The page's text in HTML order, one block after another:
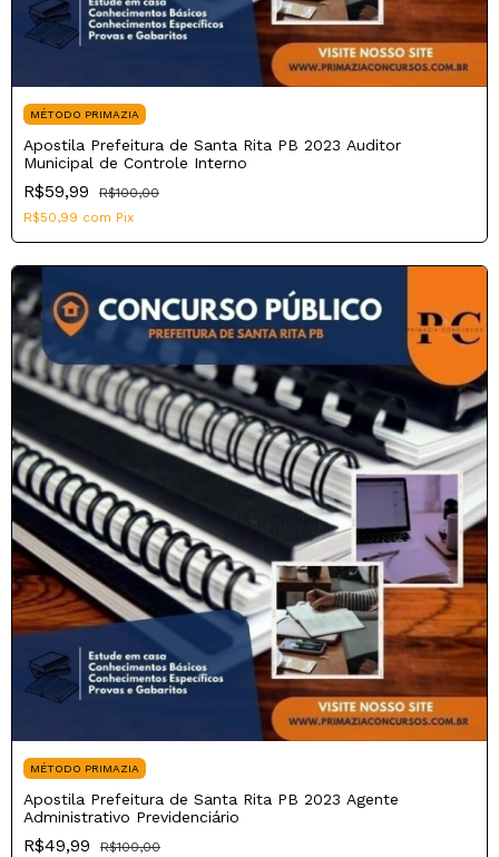
MÉTODO PRIMAZIA
Apostila Prefeitura de Santa Rita PB 2023 Auditor
Municipal de Controle Interno
R$59,99
R$100,00
R$50,99 com Pix
MÉTODO PRIMAZIA
Apostila Prefeitura de Santa Rita PB 2023 Agente
Administrativo Previdenciário
R$49,99
R$100,00